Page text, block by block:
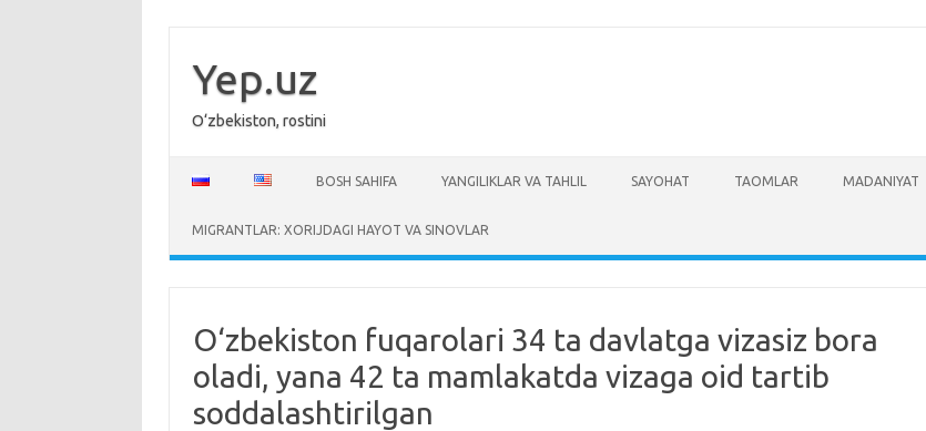
content
Yep.uz
O‘zbekiston, rostini
BOSH SAHIFA YANGILIKLAR VA TAHLIL SAYOHAT TAOMLAR MADANIYAT
MIGRANTLAR: XORIJDAGI HAYOT VA SINOVLAR
O‘zbekiston fuqarolari 34 ta davlatga vizasiz bora
oladi, yana 42 ta mamlakatda vizaga oid tartib
soddalashtirilgan